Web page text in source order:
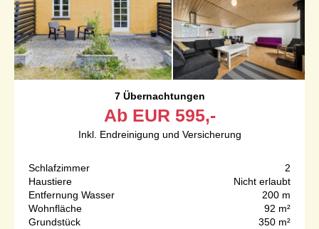
7 Übernachtungen
Ab EUR 595,-
Inkl. Endreinigung und Versicherung
Schlafzimmer
2
Haustiere
Nicht erlaubt
Entfernung Wasser
200 m
Wohnfläche
92 m²
Grundstück
350 m²